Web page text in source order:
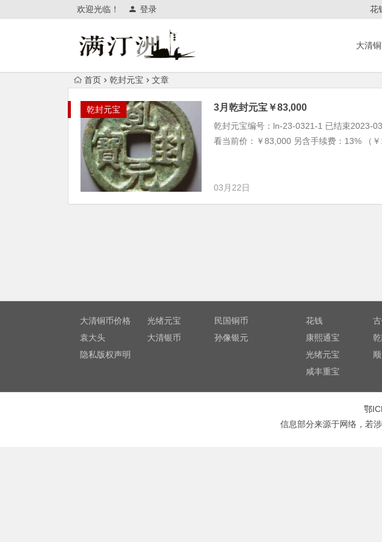
欢迎光临！ 登录 花
大清
首页 乾封元宝 文章
乾封元宝 3月乾封元宝￥83,000
乾封元宝编号：ln-23-0321-1 已结束2023-
看当前价：￥83,000 另含手续费：13% （
03月22日
大清铜币价格 光绪元宝
民国铜币
袁大头
大清银币
孙像银元
隐私版权声明
花钱
康熙通宝
光绪元宝
咸丰重宝
鄂
信息部分来源于网络，若